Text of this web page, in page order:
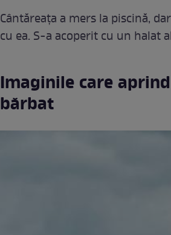
Cântăreața a mers la piscină,
cu ea. S-a acoperit cu un halat
Imaginile care
bărbat